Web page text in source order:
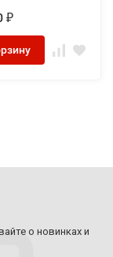
₽
о новинках и